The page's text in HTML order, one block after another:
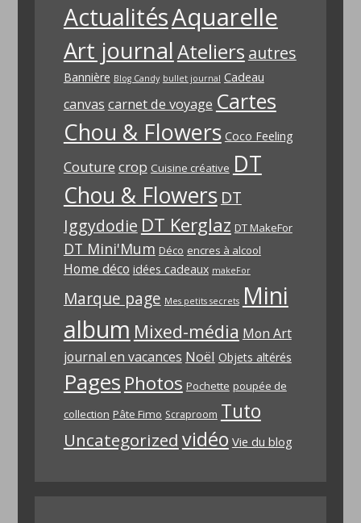
ActualitésAquarelle
Art journalAteliers autres
Bannière Blog Candy bullet journal Cadeau
canvas carnet de voyage Cartes
Chou & Flowers Coco Feeling
Couture crop Cuisine créative DT
Chou & Flowers DT
Iggydodie DT Kerglaz DT MakeFor
DT Mini'Mum Déco encres à alcool
Home déco idées cadeaux makeFor
Marque page Mes petits secrets Mini
album Mixed-média Mon Art
journal en vacances Noël Objets altérés
Pages Photos Pochette poupée de
collection Pâte Fimo Scraproom Tuto
Uncategorized vidéo Vie du blog